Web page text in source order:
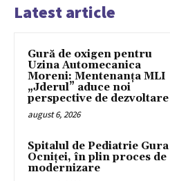
Latest article
Gură de oxigen pentru
Uzina Automecanica
Moreni: Mentenanța MLI
„Jderul” aduce noi
perspective de dezvoltare
august 6, 2026
Spitalul de Pediatrie Gura
Ocniței, în plin proces de
modernizare